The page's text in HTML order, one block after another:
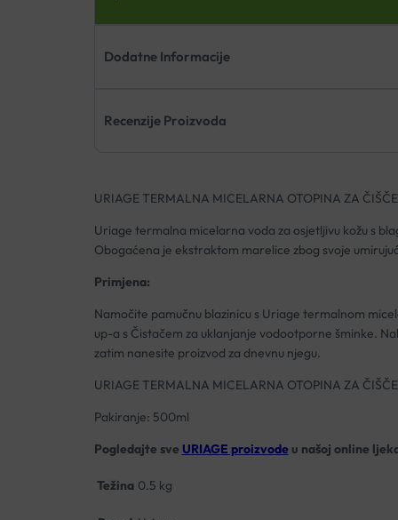
Dodatne Informacije
Recenzije Proizvoda
URIAGE TERMALNA MICELARNA OTOPINA ZA
Uriage termalna micelarna voda za osjetljivu kožu s
Obogaćena je ekstraktom marelice zbog svoje
Primjena:
Namočite pamučnu blazinicu s Uriage termalnom
up-a s Čistačem za uklanjanje vodootporne šminke.
zatim nanesite proizvod za dnevnu njegu.
URIAGE TERMALNA MICELARNA OTOPINA ZA
Pakiranje: 500ml
Pogledajte sve URIAGE proizvodeu našoj online
Težina 0.5 kg